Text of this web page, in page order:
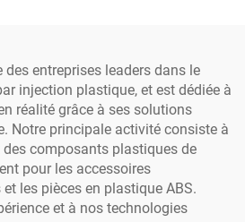
entreprises leaders dans le
injection plastique, et est dédiée à
réalité grâce à ses solutions
Notre principale activité consiste à
composants plastiques de
pour les accessoires
les pièces en plastique ABS.
et à nos technologies